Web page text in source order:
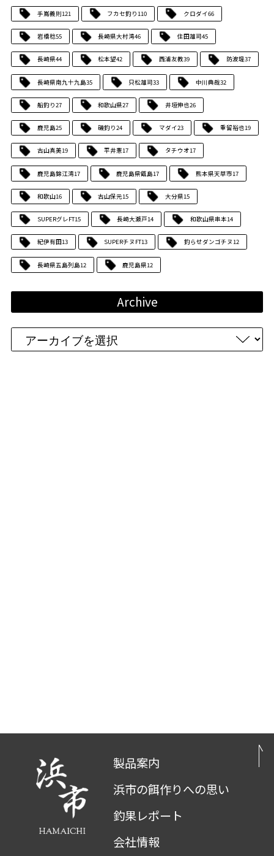
手嶌義則121 フカセ釣り 110 クロダイ66
岩橋稔55 長崎県大村湾46 住田雄司45
長崎県44 松本望42 西浦友教39 防波堤37
長崎県南九十九島35 只松雄司33 中川典哉32
船釣り27 和歌山県27 井垣伸也26
鹿児島25 磯釣り24 マダイ23 重留裕也19
古山真美19 平井憲17 タチウオ17
鹿児島錦江湾17 鹿児島県甑島17 熊本県天草市17
和歌山16 古山保元15 大分県15
SUPERグレFT15 長崎大瀬戸14 和歌山県串本14
紀伊有田13 SUPERチヌFT13 釣らせダンゴチヌ12
長崎県五島列島12 鹿児島県12
Archive
製品案内
浜市の餌作りへの思い
釣果レポート
会社情報